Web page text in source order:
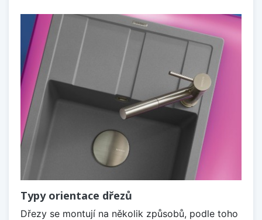
Typy orientace dřezů
Dřezy se montují na několik způsobů, podle toho